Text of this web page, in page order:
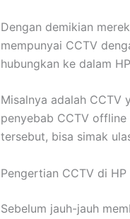
Dengan demikian
mempunyai CCTV
hubungkan ke dalam
Misalnya adalah CCTV
penyebab CCTV
tersebut, bisa simak
Pengertian CCTV di HP
Sebelum jauh-jauh